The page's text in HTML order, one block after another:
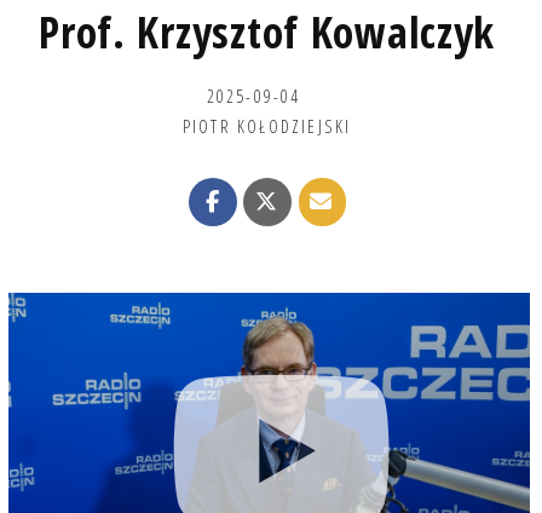
Prof. Krzysztof Kowalczyk
2025-09-04
PIOTR KOŁODZIEJSKI